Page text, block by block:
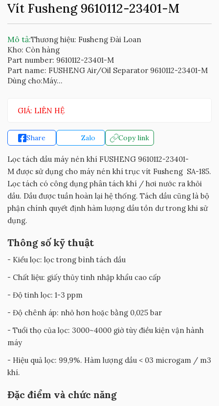
Vít Fusheng 9610112-23401-M
Mô tả:Thương hiệu: Fusheng Đài Loan
Kho: Còn hàng
Part number: 9610112-23401-M
Part name: FUSHENG Air/Oil Separator 9610112-23401-M
Dùng cho:Máy...
GIÁ: LIÊN HỆ
Share Zalo Copy link
Lọc tách dầu máy nén khí FUSHENG 9610112-23401-
M được sử dụng cho máy nén khí trục vít Fusheng SA-185.
Lọc tách có công dụng phân tách khí / hơi nước ra khỏi
dầu. Dầu được tuần hoàn lại hệ thống. Tách dầu cũng là bộ
phận chính quyết định hàm lượng dầu tồn dư trong khi sử
dụng.
Thông số kỹ thuật
- Kiểu lọc: lọc trong bình tách dầu
- Chất liệu: giấy thủy tinh nhập khẩu cao cấp
- Độ tinh lọc: 1-3 ppm
- Độ chênh áp: nhỏ hơn hoặc bằng 0,025 bar
- Tuổi thọ của lọc: 3000~4000 giờ tùy điều kiện vận hành
máy
- Hiệu quả lọc: 99,9%. Hàm lượng dầu < 03 microgam / m3
khí.
Đặc điểm và chức năng